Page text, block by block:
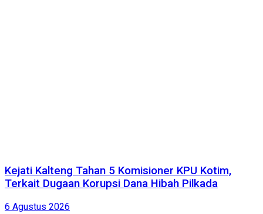
Kejati Kalteng Tahan 5 Komisioner KPU Kotim,
Terkait Dugaan Korupsi Dana Hibah Pilkada
6 Agustus 2026